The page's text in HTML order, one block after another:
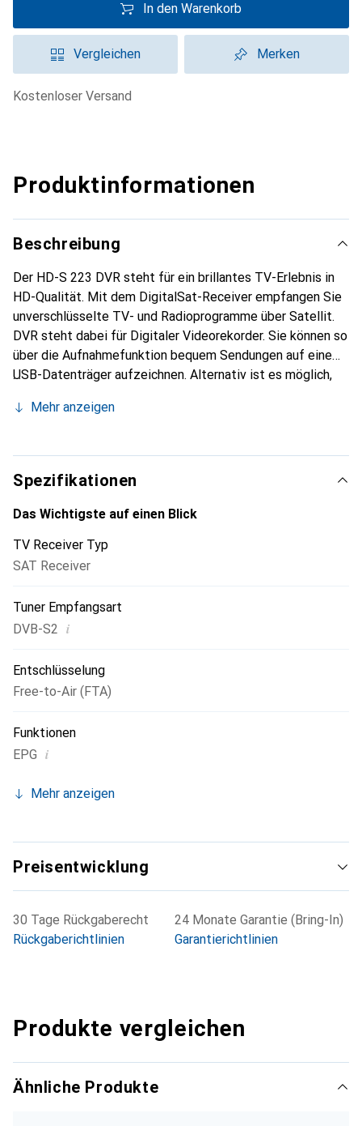
In den Warenkorb
Vergleichen Merken
kostenloser Versand
Produktinformationen
Beschreibung
Der HD-S 223 DVR steht für ein brillantes TV-Erlebnis in
HD-Qualität. Mit dem DigitalSat-Receiver empfangen Sie
unverschlüsselte TV- und Radioprogramme über Satellit.
DVR steht dabei für Digitaler Videorekorder. Sie können so
über die Aufnahmefunktion bequem Sendungen auf einem
USB-Datenträger aufzeichnen. Alternativ ist es möglich,
einem späteren Zeitpunkt fortzusetzen. Der integrierte
eine Programmvorschau bis zu sieben Tagen im Voraus.
Dank der kompakten Bauform können Sie den HD-S 223
DVR auch in TV-Racks bzw. Räumen mit wenig freier
Stellfläche nutzen. Neben dem TV-Empfang ist das Gerät
Video-, Musik- oder Bilddateien vorbereitet.
Mehr anzeigen
Spezifikationen
Das Wichtigste auf einen Blick
TV Receiver Typ
SAT Receiver
Tuner Empfangsart
DVB-S2 i
Entschlüsselung
Free-to-Air (FTA)
Funktionen
EPG i
Mehr anzeigen
Preisentwicklung
30 Tage Rückgaberecht
Rückgaberichtlinien
24 Monate Garantie (Bring-In)
Garantierichtlinien
Produkte vergleichen
Ähnliche Produkte